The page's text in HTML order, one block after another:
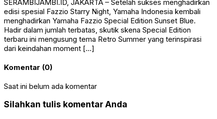
SERAMBIJAMBI.ID, JAKARTA – Setelah sukses menghadirkan
edisi spesial Fazzio Starry Night, Yamaha Indonesia kembali
menghadirkan Yamaha Fazzio Special Edition Sunset Blue.
Hadir dalam jumlah terbatas, skutik skena Special Edition
terbaru ini mengusung tema Retro Summer yang terinspirasi
dari keindahan moment […]
Komentar (0)
Saat ini belum ada komentar
Silahkan tulis komentar Anda